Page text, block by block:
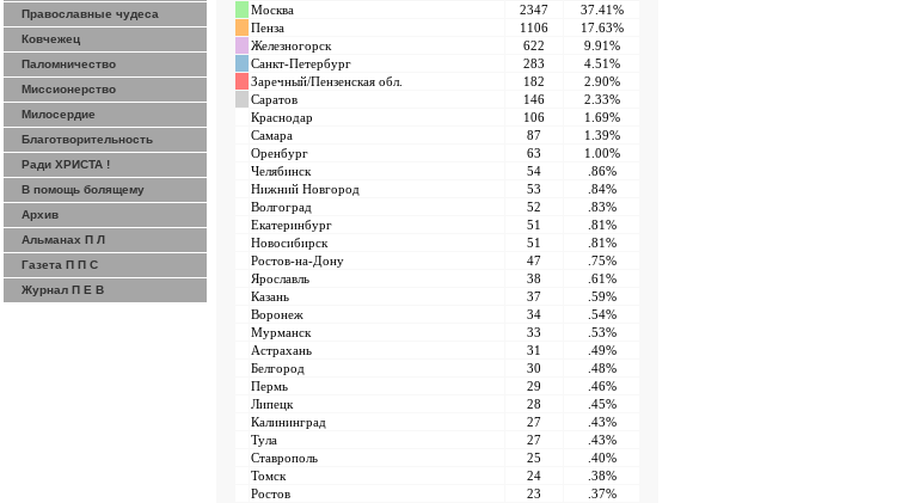
Православные чудеса
Ковчежец
Паломничество
Миссионерство
Милосердие
Благотворительность
Ради ХРИСТА !
В помощь болящему
Архив
Альманах П Л
Газета П П С
Журнал П Е В
Москва
2347
37.41%
Пенза
1106
17.63%
Железногорск
622
9.91%
Санкт-Петербург
283
4.51%
Заречный/Пензенская обл.
182
2.90%
Саратов
146
2.33%
Краснодар
106
1.69%
Самара
87
1.39%
Оренбург
63
1.00%
Челябинск
54
.86%
Нижний Новгород
53
.84%
Волгоград
52
.83%
Екатеринбург
51
.81%
Новосибирск
51
.81%
Ростов-на-Дону
47
.75%
Ярославль
38
.61%
Казань
37
.59%
Воронеж
34
.54%
Мурманск
33
.53%
Астрахань
31
.49%
Белгород
30
.48%
Пермь
29
.46%
Липецк
28
.45%
Калининград
27
.43%
Тула
27
.43%
Ставрополь
25
.40%
Томск
24
.38%
Ростов
23
.37%